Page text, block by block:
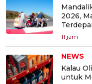
2026,
11 jam
NEWS
Kalau
untuk